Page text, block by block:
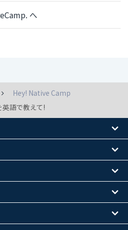
へ
Hey! Native Camp
語で教えて!